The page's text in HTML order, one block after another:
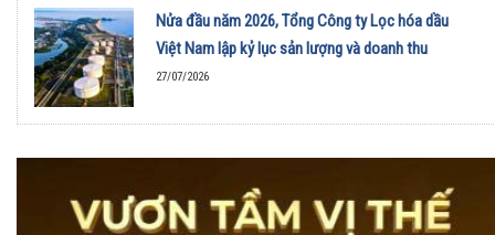
Nửa đầu năm 2026, Tổng Công ty Lọc hóa dầu
Việt Nam lập kỷ lục sản lượng và doanh thu
27/07/2026